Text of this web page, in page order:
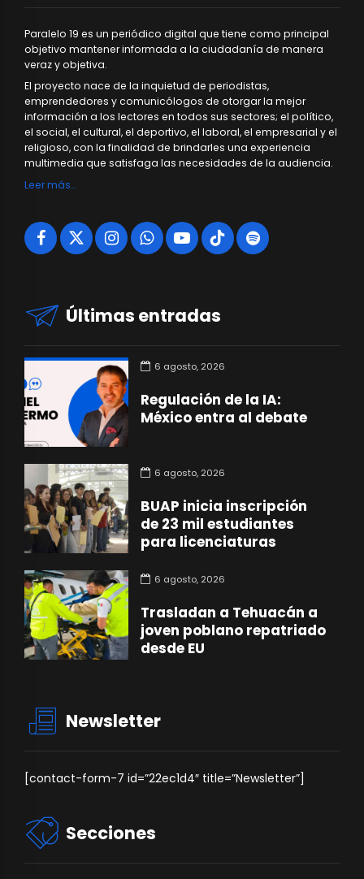
Paralelo 19 es un periódico digital que tiene como principal
objetivo mantener informada a la ciudadanía de manera
veraz y objetiva.
El proyecto nace de la inquietud de periodistas,
emprendedores y comunicólogos de otorgar la mejor
información a los lectores en todos sus sectores; el político,
el social, el cultural, el deportivo, el laboral, el empresarial y el
religioso, con la finalidad de brindarles una experiencia
multimedia que satisfaga las necesidades de la audiencia.
Leer más…
Últimas entradas
6 agosto, 2026
Regulación de la IA:
México entra al debate
6 agosto, 2026
BUAP inicia inscripción
de 23 mil estudiantes
para licenciaturas
6 agosto, 2026
Trasladan a Tehuacán a
joven poblano repatriado
desde EU
Newsletter
[contact-form-7 id=”22ec1d4″ title=”Newsletter”]
Secciones